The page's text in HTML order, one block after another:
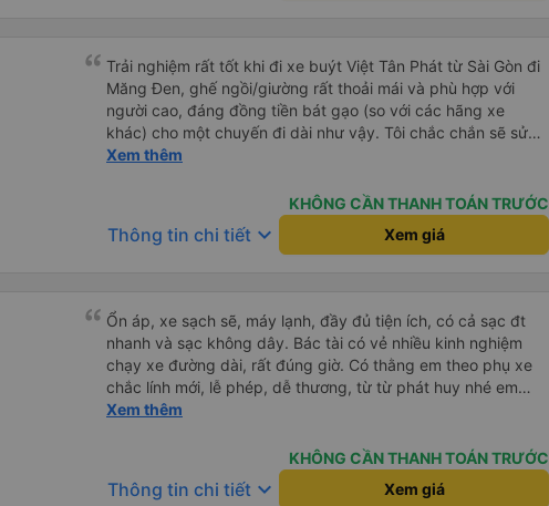
Trải nghiệm rất tốt khi đi xe buýt Việt Tân Phát từ Sài Gòn đi
Măng Đen, ghế ngồi/giường rất thoải mái và phù hợp với
người cao, đáng đồng tiền bát gạo (so với các hãng xe
khác) cho một chuyến đi dài như vậy. Tôi chắc chắn sẽ sử
dụng lại sau.
Xem thêm
KHÔNG CẦN THANH TOÁN TRƯỚC
Thông tin chi tiết keyboard_arrow_down Xem giá
Ổn áp, xe sạch sẽ, máy lạnh, đầy đủ tiện ích, có cả sạc đt
nhanh và sạc không dây. Bác tài có vẻ nhiều kinh nghiệm
chạy xe đường dài, rất đúng giờ. Có thằng em theo phụ xe
chắc lính mới, lễ phép, dễ thương, từ từ phát huy nhé em
trai. 😊
Xem thêm
KHÔNG CẦN THANH TOÁN TRƯỚC
Thông tin chi tiết keyboard_arrow_down Xem giá